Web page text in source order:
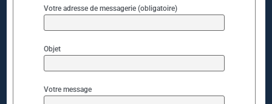
Votre adresse de messagerie (obligatoire)
Objet
Votre message